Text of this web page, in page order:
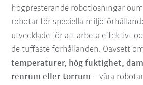
högpresterande robotlösningar
robotar för speciella
utvecklade för att arbeta effektivt
de tuffaste förhållanden. Oavsett
temperaturer, hög fuktighet,
renrum eller torrum – våra